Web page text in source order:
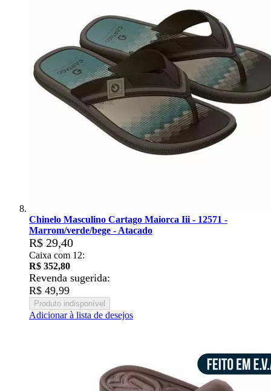
Chinelo Masculino Cartago Maiorca Iii - 12571 -
Marrom/verde/bege - Atacado
R$ 29,40
Caixa com 12:
R$ 352,80
Revenda sugerida:
R$ 49,99
Produto indisponível
Adicionar à lista de desejos